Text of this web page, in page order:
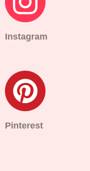
Instagram
Pinterest